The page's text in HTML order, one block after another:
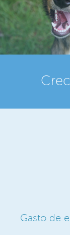
ALBUM
TABELA
CONTATO
Gasto de